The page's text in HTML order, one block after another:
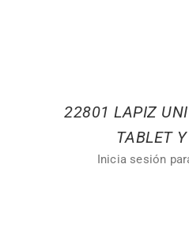
22801 LAPIZ
TABLET
Inicia sesión